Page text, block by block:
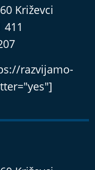
Križevci
411
razvijamo-